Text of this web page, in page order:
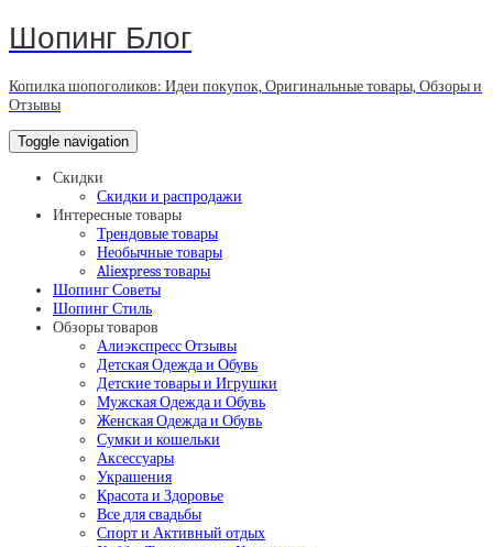
Шопинг Блог
Копилка шопоголиков: Идеи покупок, Оригинальные товары, Обзоры и
Отзывы
Toggle navigation
Скидки
Скидки и распродажи
Интересные товары
Трендовые товары
Необычные товары
Aliexpress товары
Шопинг Советы
Шопинг Стиль
Обзоры товаров
Алиэкспресс Отзывы
Детская Одежда и Обувь
Детские товары и Игрушки
Мужская Одежда и Обувь
Женская Одежда и Обувь
Сумки и кошельки
Аксессуары
Украшения
Красота и Здоровье
Все для свадьбы
Спорт и Активный отдых